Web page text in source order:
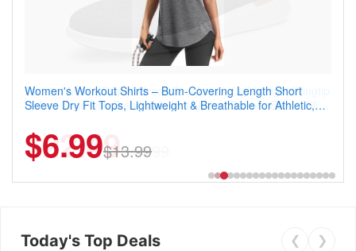
Coostar Men's Casual Dress Sneakers – Lightweight Wingtip
Oxford Style with Breathable Knit Upper, Rubber Sole & Slip-
$22.49$44.99
Today's Top Deals ❮ ❯